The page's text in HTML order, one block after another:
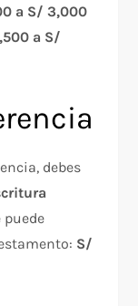
a S/ 3,000
a S/
debes
puede
S/